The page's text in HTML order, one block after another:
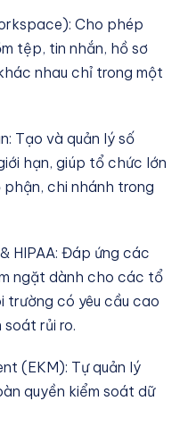
Cho phép
tệp, tin nhắn, hồ sơ
nhau chỉ trong một
Tạo và quản lý số
hạn, giúp tổ chức lớn
chi nhánh trong
HIPAA: Đáp ứng các
ngặt dành cho các tổ
trường có yêu cầu cao
soát rủi ro.
(EKM): Tự quản lý
quyền kiểm soát dữ